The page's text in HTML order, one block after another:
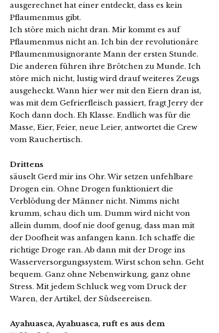
ausgerechnet hat einer entdeckt, dass es kein
Pflaumenmus gibt.
Ich störe mich nicht dran. Mir kommt es auf
Pflaumenmus nicht an. Ich bin der revolutionäre
Pflaumenmusignorante Mann der ersten Stunde.
Die anderen führen ihre Brötchen zu Munde. Ich
störe mich nicht, lustig wird drauf weiteres Zeugs
ausgeheckt. Wann hier wer mit den Eiern dran ist,
was mit dem Gefrierfleisch passiert, fragt Jerry der
Koch dann doch. Eh Klasse. Endlich was für die
Masse, Eier, Feier, neue Leier, antwortet die Crew
vom Rauchertisch.
Drittens
säuselt Gerd mir ins Ohr. Wir setzen unfehlbare
Drogen ein. Ohne Drogen funktioniert die
Verblödung der Männer nicht. Nimms nicht
krumm, schau dich um. Dumm wird nicht von
allein dumm, doof nie doof genug, dass man mit
der Doofheit was anfangen kann. Ich schaffe die
richtige Droge ran. Ab dann mit der Droge ins
Wasserversorgungssystem. Wirst schon sehn. Geht
bequem. Ganz ohne Nebenwirkung, ganz ohne
Stress. Mit jedem Schluck weg vom Druck der
Waren, der Artikel, der Südseereisen.
Ayahuasca, Ayahuasca, ruft es aus dem